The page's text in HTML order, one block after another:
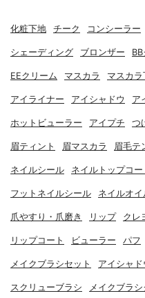
化粧下地 チーク コンシーラー
シェーディング ブロンザー
EEクリーム マスカラ マスカラ
アイライナー アイシャドウ ア
ホットビューラー アイプチ つ
眉ティント 眉マスカラ 眉毛テ
ネイルシール ネイルトップコー
フットネイルシール ネイルオイ
爪やすり・爪磨き リップ クレ
リップコート ビューラー パフ
メイクブラシセット アイシャ
スクリューブラシ メイクブラ